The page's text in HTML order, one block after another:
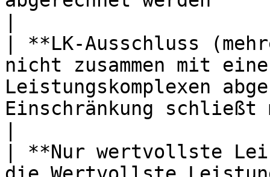
| **LK-Ausschluss
nicht zusammen mit
Leistungskomplexen
Einschränkung schließt
| **Nur wertvollste